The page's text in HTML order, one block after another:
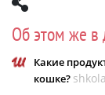
Об этом же в
Какие
кошке?